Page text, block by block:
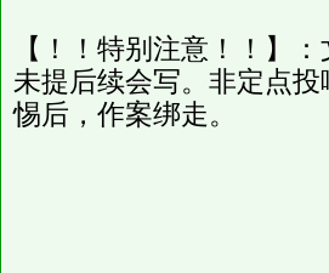
【！！特别注意！！】
未提后续会写。非定点
惕后，作案绑走。